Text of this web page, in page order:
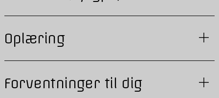
Oplæring
Forventninger til dig